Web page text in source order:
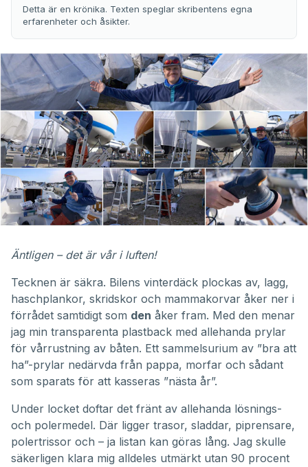
Detta är en krönika. Texten speglar skribentens egna
erfarenheter och åsikter.
Äntligen – det är vår i luften!
Tecknen är säkra. Bilens vinterdäck plockas av, lagg,
haschplankor, skridskor och mammakorvar åker ner i
förrådet samtidigt som den åker fram. Med den menar
jag min transparenta plastback med allehanda prylar
för vårrustning av båten. Ett sammelsurium av ”bra att
ha”-prylar nedärvda från pappa, morfar och sådant
som sparats för att kasseras ”nästa år”.
Under locket doftar det fränt av allehanda lösnings-
och polermedel. Där ligger trasor, sladdar, piprensare,
polertrissor och – ja listan kan göras lång. Jag skulle
säkerligen klara mig alldeles utmärkt utan 90 procent